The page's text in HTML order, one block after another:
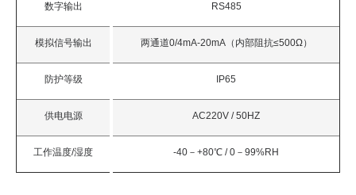
数字输出 RS485
模拟信号输出 两通道0/4mA-20mA（内部阻抗≤500Ω）
防护等级 IP65
供电电源 AC220V / 50HZ
工作温度/湿度 -40－+80℃ / 0－99%RH